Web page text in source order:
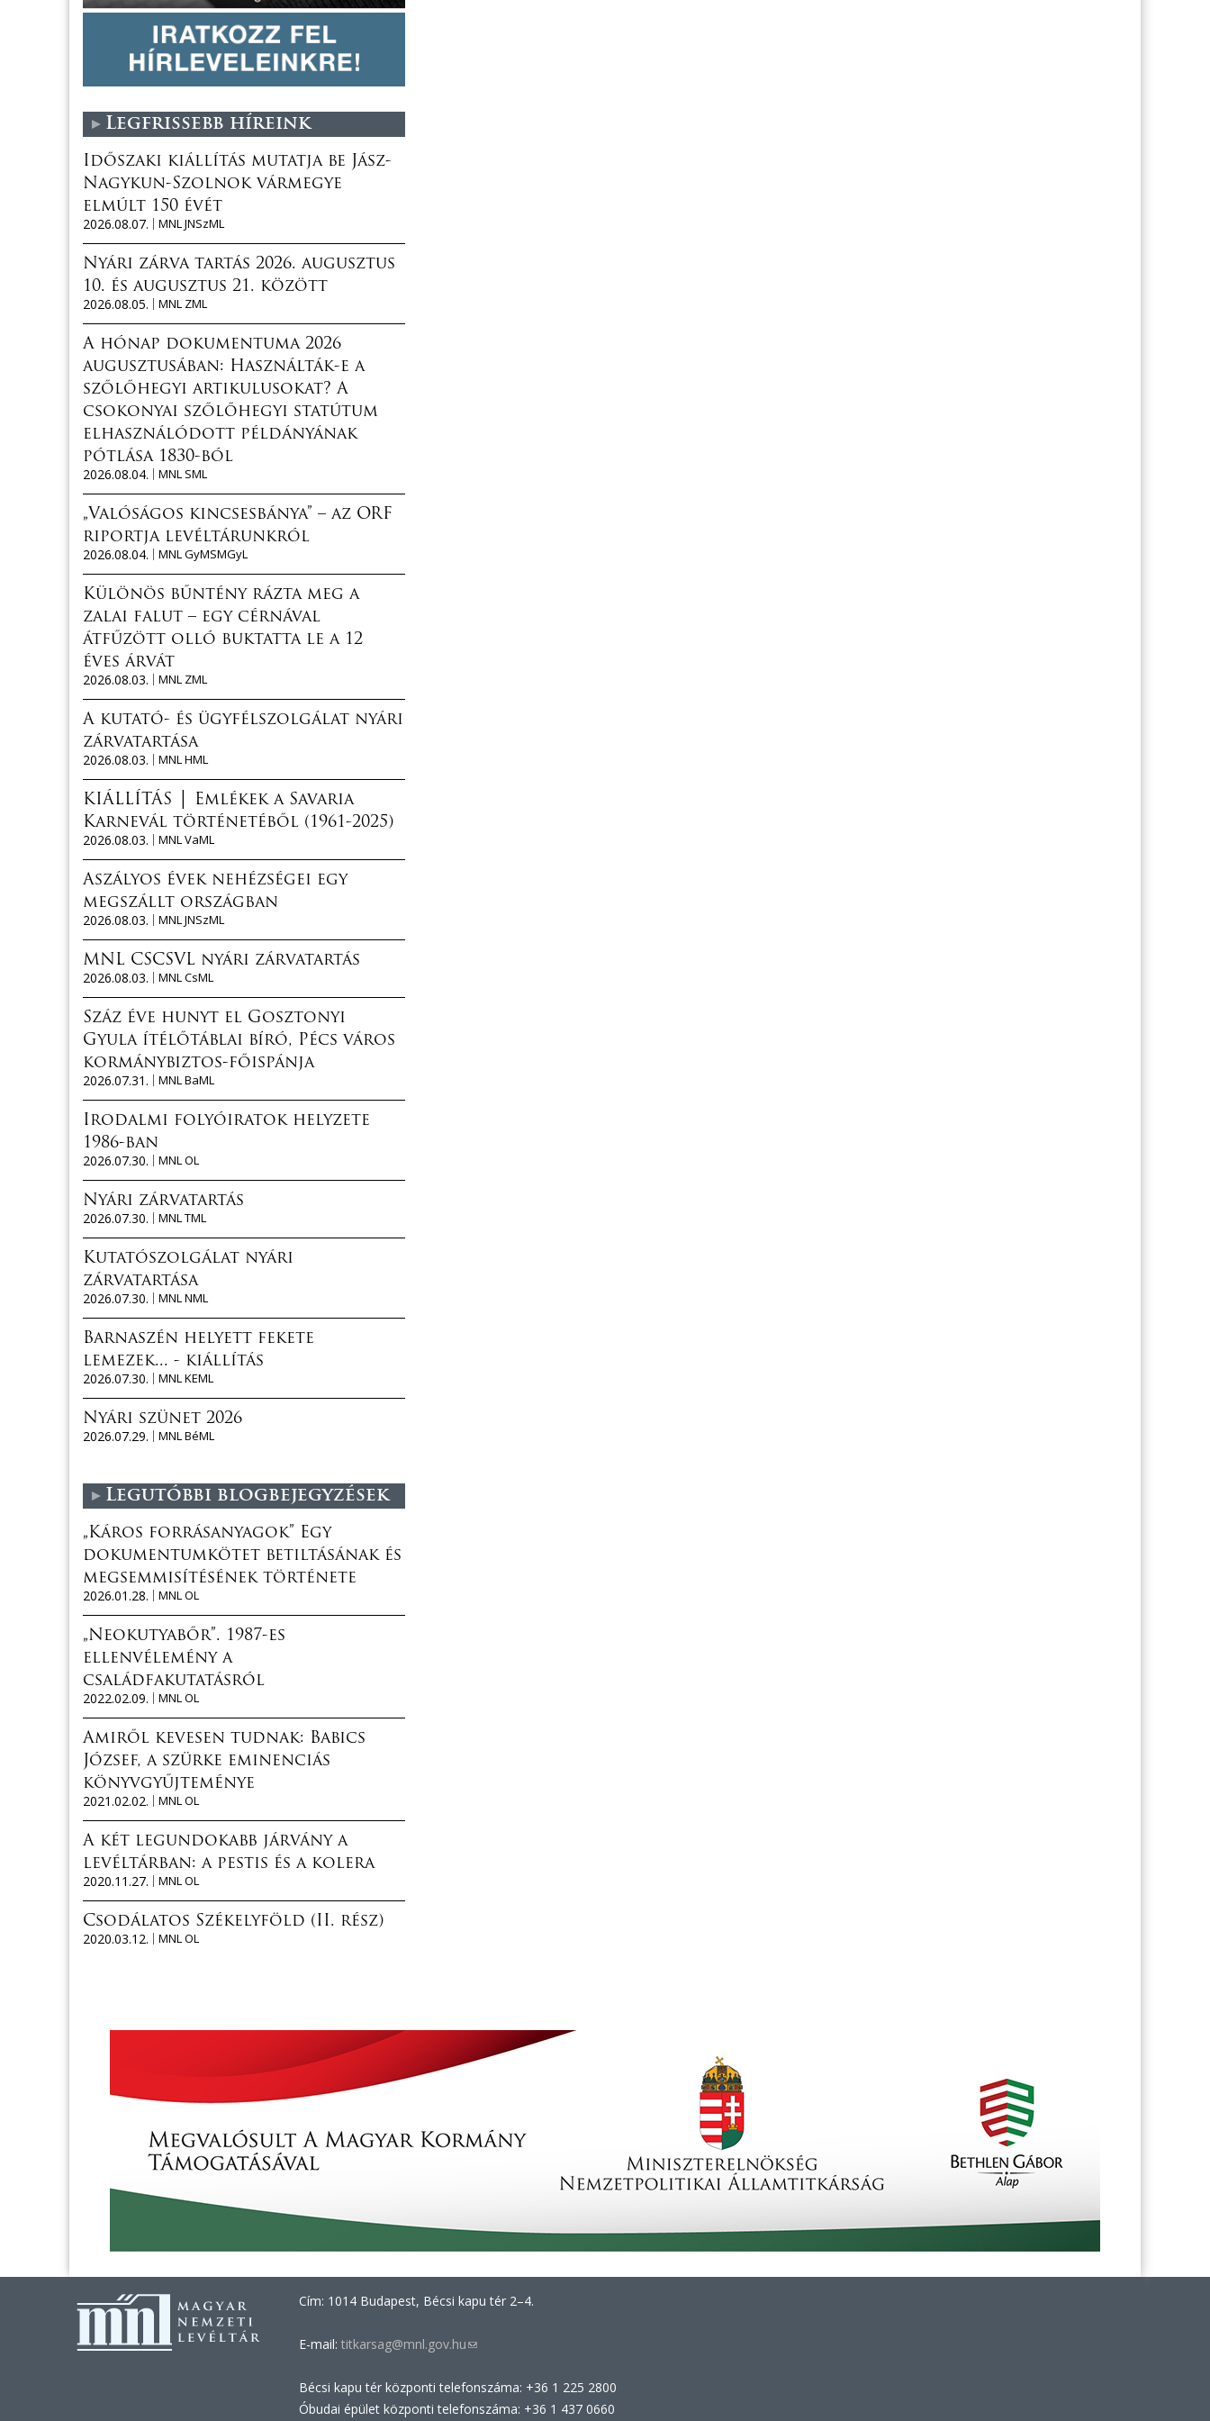
Legfrissebb híreink
Időszaki kiállítás mutatja be Jász-
Nagykun-Szolnok vármegye
elmúlt 150 évét
2026.08.07.
MNL JNSzML
Nyári zárva tartás 2026. augusztus
10. és augusztus 21. között
2026.08.05.
MNL ZML
A hónap dokumentuma 2026
augusztusában: Használták-e a
szőlőhegyi artikulusokat? A
csokonyai szőlőhegyi statútum
elhasználódott példányának
pótlása 1830-ból
2026.08.04.
MNL SML
„Valóságos kincsesbánya” – az ORF
riportja levéltárunkról
2026.08.04.
MNL GyMSMGyL
Különös bűntény rázta meg a
zalai falut – egy cérnával
átfűzött olló buktatta le a 12
éves árvát
2026.08.03.
MNL ZML
A kutató- és ügyfélszolgálat nyári
zárvatartása
2026.08.03.
MNL HML
KIÁLLÍTÁS │ Emlékek a Savaria
Karnevál történetéből (1961-2025)
2026.08.03.
MNL VaML
Aszályos évek nehézségei egy
megszállt országban
2026.08.03.
MNL JNSzML
MNL CSCSVL nyári zárvatartás
2026.08.03.
MNL CsML
Száz éve hunyt el Gosztonyi
Gyula ítélőtáblai bíró, Pécs város
kormánybiztos-főispánja
2026.07.31.
MNL BaML
Irodalmi folyóiratok helyzete
1986-ban
2026.07.30.
MNL OL
Nyári zárvatartás
2026.07.30.
MNL TML
Kutatószolgálat nyári
zárvatartása
2026.07.30.
MNL NML
Barnaszén helyett fekete
lemezek... - kiállítás
2026.07.30.
MNL KEML
Nyári szünet 2026
2026.07.29.
MNL BéML
Legutóbbi blogbejegyzések
„Káros forrásanyagok” Egy
dokumentumkötet betiltásának és
megsemmisítésének története
2026.01.28.
MNL OL
„Neokutyabőr”. 1987-es
ellenvélemény a
családfakutatásról
2022.02.09.
MNL OL
Amiről kevesen tudnak: Babics
József, a szürke eminenciás
könyvgyűjteménye
2021.02.02.
MNL OL
A két legundokabb járvány a
levéltárban: a pestis és a kolera
2020.11.27.
MNL OL
Csodálatos Székelyföld (II. rész)
2020.03.12.
MNL OL
Cím: 1014 Budapest, Bécsi kapu tér 2–4.
E-mail: titkarsag@mnl.gov.hu(link
e-
mail)
Bécsi kapu tér központi telefonszáma: +36 1 225 2800
Óbudai épület központi telefonszáma: +36 1 437 0660